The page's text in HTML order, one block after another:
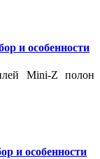
и особенности
Mini-Z полон
и особенности